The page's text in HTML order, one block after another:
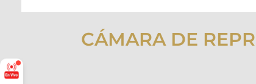
CÁMARA DE